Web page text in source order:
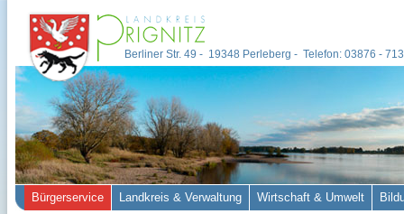
Berliner Str. 49 - 19348 Perleberg - Telefon: 03876 -
Bürgerservice Landkreis & Verwaltung Wirtschaft & Umwelt